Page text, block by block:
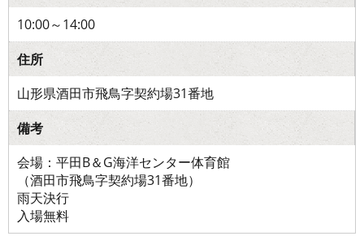
10:00～14:00
住所
山形県酒田市飛鳥字契約場31番地
備考
会場：平田B＆G海洋センター体育館
（酒田市飛鳥字契約場31番地）
雨天決行
入場無料